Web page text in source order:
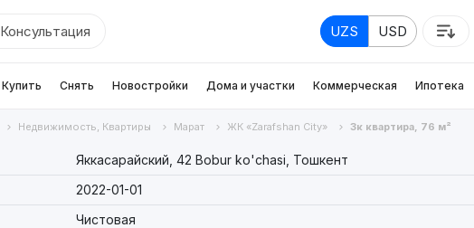
Консультация UZS USD
Купить Снять Новостройки Дома и участки Коммерческая Ипотека
Недвижимость, Квартиры Марат ЖК «Zarafshan Сity» 3к квартира, 76 м²
Яккасарайский, 42 Bobur ko'chasi, Тошкент
2022-01-01
Чистовая